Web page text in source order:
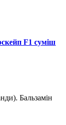
F1 суміш
Бальзамін